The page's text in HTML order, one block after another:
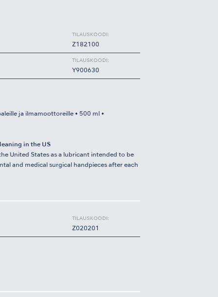
TILAUSKOODI:
Z182100
TILAUSKOODI:
Y900630
ja ilmamoottoreille • 500 ml •
in the US
United States as a lubricant intended to be
and medical surgical handpieces after each
TILAUSKOODI:
Z020201